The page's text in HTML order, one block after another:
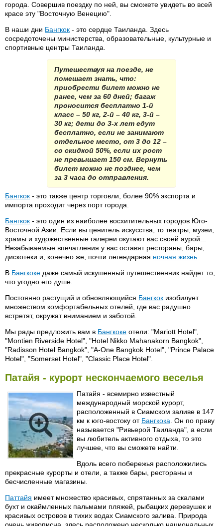
города. Совершив поездку по ней, вы сможете увидеть во всей
красе эту "Восточную Венецию".
В наши дни Бангкок - это сердце Таиланда. Здесь
сосредоточены министерства, образовательные, культурные и
спортивные центры Таиланда.
Путешествуя на поезде, не
помешает знать, что:
приобрести билет можно не
ранее, чем за 60 дней; багаж
проносится бесплатно 1-й
класс – 50 кг, 2-й – 40 кг, 3-й –
30 кг; дети до 3-х лет едут
бесплатно, если не занимают
отдельное место, от 3 до 12 –
со скидкой 50%, если их рост
не превышает 150 см. Вернуть
билет можно не позднее, чем
за 3 часа до отправления.
Бангкок - это также центр торговли, более 90% экспорта и
импорта проходит через порт города.
Бангкок - это один из наиболее восхитительных городов Юго-
Восточной Азии. Если вы ценитель искусства, то театры, музеи,
храмы и художественные галереи окутают вас своей аурой...
Незабываемые впечатления у вас оставят рестораны, бары,
дискотеки и, конечно же, почти легендарная ночная жизнь
В Бангкоке даже самый искушенный путешественник найдет то,
что угодно его душе.
Постоянно растущий и обновляющийся Бангкок изобилует
множеством комфортабельных отелей, где вас радушно
встретят, окружат вниманием и заботой.
Мы рады предложить вам в Бангкоке отели: "Mariott Hotel",
"Montien Riverside Hotel", "Hotel Nikko Mahanakorn Bangkok",
"Radisson Hotel Bangkok", "A-One Bangkok Hotel", "Prince Palace
Hotel", "Somerset Hotel", "Classic Place Hotel".
Патайя - курорт нескончаемого веселья
Патайя - всемирно известный
международный морской курорт,
расположенный в Сиамском заливе в 147
км к юго-востоку от Бангкока . Он по праву
называется "Ривьерой Таиланда", а если
вы любитель активного отдыха, то это
лучшее, что вы сможете найти.
Вдоль всего побережья расположились
прекрасные курорты и отели, а также бары, рестораны и
бесчисленные магазины.
Паттайя имеет множество красивых, спрятанных за скалами
бухт и окаймленных пальмами пляжей, рыбацких деревушек и
красивых островов в тихих водах Сиамского залива. Природа